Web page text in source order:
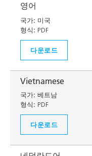
영어
국가: 미국
형식: PDF
다운로드
Vietnamese
국가: 베트남
형식: PDF
다운로드